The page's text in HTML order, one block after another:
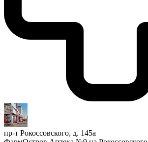
пр-т Рокоссовского, д. 145а